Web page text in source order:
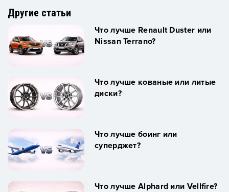
Другие статьи
Что лучше Renault Duster или
Nissan Terrano?
Что лучше кованые или литые
диски?
Что лучше боинг или
суперджет?
Что лучше Alphard или Vellfire?